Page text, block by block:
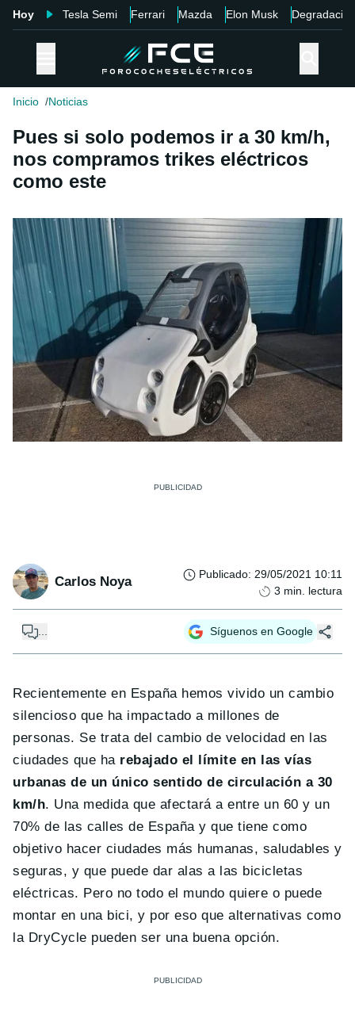
Hoy Tesla Semi Ferrari Mazda Elon Musk Degradación
Inicio Noticias
Pues si solo podemos ir a 30 km/h,
nos compramos trikes eléctricos
como este
Carlos Noya Publicado: 29/05/2021 10:11
3 min. lectura
... Síguenos en Google
Recientemente en España hemos vivido un cambio
silencioso que ha impactado a millones de
personas. Se trata del cambio de velocidad en las
ciudades que ha rebajado el límite en las vías
urbanas de un único sentido de circulación a 30
km/h. Una medida que afectará a entre un 60 y un
70% de las calles de España y que tiene como
objetivo hacer ciudades más humanas, saludables y
seguras, y que puede dar alas a las bicicletas
eléctricas. Pero no todo el mundo quiere o puede
montar en una bici, y por eso que alternativas como
la DryCycle pueden ser una buena opción.